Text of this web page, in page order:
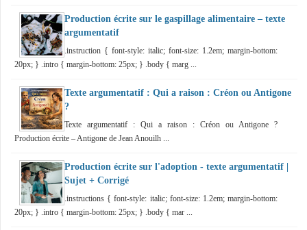
Production écrite sur le gaspillage alimentaire – texte
argumentatif
.instruction { font-style: italic; font-size: 1.2em; margin-bottom:
20px; } .intro { margin-bottom: 25px; } .body { marg ...
Texte argumentatif : Qui a raison : Créon ou Antigone
?
Texte argumentatif : Qui a raison : Créon ou Antigone ?
Production écrite – Antigone de Jean Anouilh ...
Production écrite sur l'adoption - texte argumentatif |
Sujet + Corrigé
.instructions { font-style: italic; font-size: 1.2em; margin-bottom:
20px; } .intro { margin-bottom: 25px; } .body { mar ...